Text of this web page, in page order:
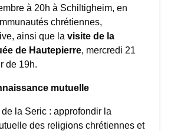
à 20h à Schiltigheim, en
chrétiennes,
ainsi que la visite de la
de Hautepierre, mercredi 21
de 19h.
mutuelle
de la Seric : approfondir la
des religions chrétiennes et